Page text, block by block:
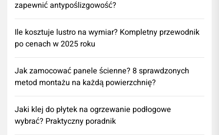
zapewnić antypoślizgowość?
Ile kosztuje lustro na wymiar? Kompletny przewodnik
po cenach w 2025 roku
Jak zamocować panele ścienne? 8 sprawdzonych
metod montażu na każdą powierzchnię?
Jaki klej do płytek na ogrzewanie podłogowe
wybrać? Praktyczny poradnik